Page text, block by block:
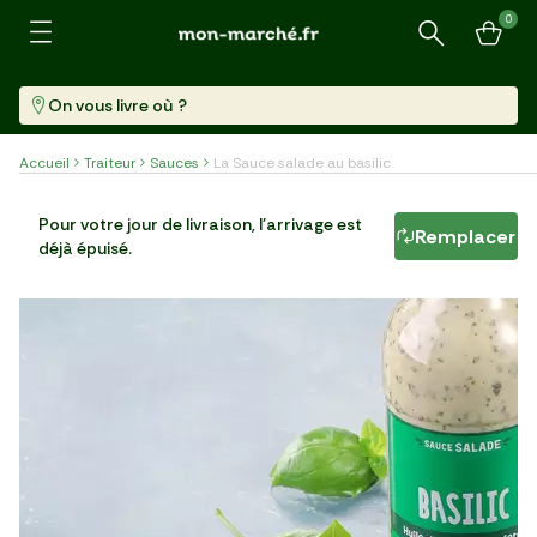
Recherche
0
On vous livre où ?
Accueil Traiteur Sauces La Sauce salade au basilic
Bouteille (190 Ml)
Pour votre jour de livraison, l'arrivage est
déjà épuisé.
Remplacer